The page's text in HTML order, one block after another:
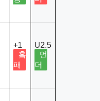
+1
홈
패
U2.5
언
더